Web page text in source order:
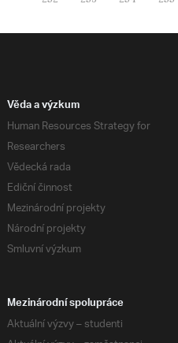
Věda a výzkum
Human Resources Strategy for
Researchers
Vědecká rada
Ediční činnost
Mezinárodní projekty
Národní projekty
Smluvní výzkum
Mezinárodní spolupráce
Aktuální výzvy – studenti